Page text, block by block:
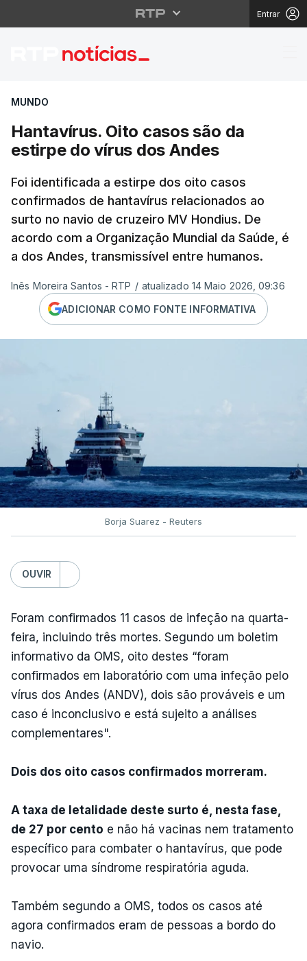
Entrar
Hantavírus. Oito
MUNDO
Hantavírus. Oito casos são da
estirpe do vírus dos Andes
Foi identificada a estirpe dos oito casos
confirmados de hantavírus relacionados ao
surto no navio de cruzeiro MV Hondius. De
acordo com a Organização Mundial da Saúde, é
a dos Andes, transmissível entre humanos.
Inês Moreira Santos - RTP / atualizado 14 Maio 2026, 09:36
ADICIONAR COMO FONTE INFORMATIVA
Borja Suarez - Reuters
OUVIR
Foram confirmados 11 casos de infeção na quarta-
feira, incluindo três mortes. Segundo um boletim
informativo da OMS, oito destes “foram
confirmados em laboratório com uma infeção pelo
vírus dos Andes (ANDV), dois são prováveis e um
caso é inconclusivo e está sujeito a análises
complementares".
Dois dos oito casos confirmados morreram.
A taxa de letalidade deste surto é, nesta fase,
de 27 por cento e não há vacinas nem tratamento
específico para combater o hantavírus, que pode
provocar uma síndrome respiratória aguda.
Também segundo a OMS, todos os casos até
agora confirmados eram de pessoas a bordo do
navio.